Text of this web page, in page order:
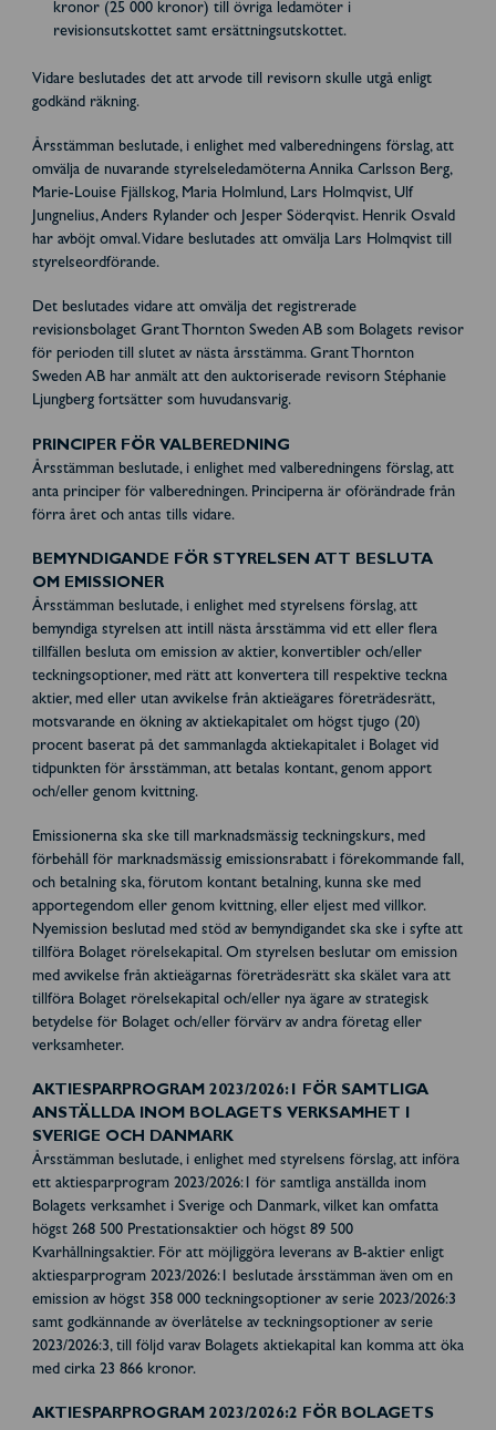
kronor (25 000 kronor) till övriga ledamöter i
revisionsutskottet samt ersättningsutskottet.
Vidare beslutades det att arvode till revisorn skulle utgå enligt
godkänd räkning.
Årsstämman beslutade, i enlighet med valberedningens förslag, att
omvälja de nuvarande styrelseledamöterna Annika Carlsson Berg,
Marie-Louise Fjällskog, Maria Holmlund, Lars Holmqvist, Ulf
Jungnelius, Anders Rylander och Jesper Söderqvist. Henrik Osvald
har avböjt omval. Vidare beslutades att omvälja Lars Holmqvist till
styrelseordförande.
Det beslutades vidare att omvälja det registrerade
revisionsbolaget Grant Thornton Sweden AB som Bolagets revisor
för perioden till slutet av nästa årsstämma. Grant Thornton
Sweden AB har anmält att den auktoriserade revisorn Stéphanie
Ljungberg fortsätter som huvudansvarig.
PRINCIPER FÖR VALBEREDNING
Årsstämman beslutade, i enlighet med valberedningens förslag, att
anta principer för valberedningen. Principerna är oförändrade från
förra året och antas tills vidare.
BEMYNDIGANDE FÖR STYRELSEN ATT BESLUTA
OM EMISSIONER
Årsstämman beslutade, i enlighet med styrelsens förslag, att
bemyndiga styrelsen att intill nästa årsstämma vid ett eller flera
tillfällen besluta om emission av aktier, konvertibler och/eller
teckningsoptioner, med rätt att konvertera till respektive teckna
aktier, med eller utan avvikelse från aktieägares företrädesrätt,
motsvarande en ökning av aktiekapitalet om högst tjugo (20)
procent baserat på det sammanlagda aktiekapitalet i Bolaget vid
tidpunkten för årsstämman, att betalas kontant, genom apport
och/eller genom kvittning.
Emissionerna ska ske till marknadsmässig teckningskurs, med
förbehåll för marknadsmässig emissionsrabatt i förekommande fall,
och betalning ska, förutom kontant betalning, kunna ske med
apportegendom eller genom kvittning, eller eljest med villkor.
Nyemission beslutad med stöd av bemyndigandet ska ske i syfte att
tillföra Bolaget rörelsekapital. Om styrelsen beslutar om emission
med avvikelse från aktieägarnas företrädesrätt ska skälet vara att
tillföra Bolaget rörelsekapital och/eller nya ägare av strategisk
betydelse för Bolaget och/eller förvärv av andra företag eller
verksamheter.
AKTIESPARPROGRAM 2023/2026:1 FÖR SAMTLIGA
ANSTÄLLDA INOM BOLAGETS VERKSAMHET I
SVERIGE OCH DANMARK
Årsstämman beslutade, i enlighet med styrelsens förslag, att införa
ett aktiesparprogram 2023/2026:1 för samtliga anställda inom
Bolagets verksamhet i Sverige och Danmark, vilket kan omfatta
högst 268 500 Prestationsaktier och högst 89 500
Kvarhållningsaktier. För att möjliggöra leverans av B-aktier enligt
aktiesparprogram 2023/2026:1 beslutade årsstämman även om en
emission av högst 358 000 teckningsoptioner av serie 2023/2026:3
samt godkännande av överlåtelse av teckningsoptioner av serie
2023/2026:3, till följd varav Bolagets aktiekapital kan komma att öka
med cirka 23 866 kronor.
AKTIESPARPROGRAM 2023/2026:2 FÖR BOLAGETS